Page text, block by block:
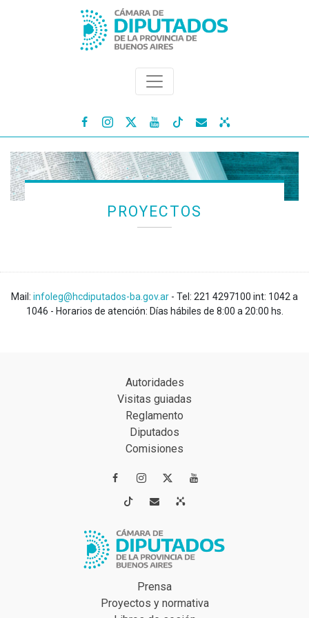
   
PROYECTOS
Mail: infoleg@hcdiputados-ba.gov.ar - Tel: 221 4297100 int: 1042 a
1046 - Horarios de atención: Días hábiles de 8:00 a 20:00 hs.
Autoridades
Visitas guiadas
Reglamento
Diputados
Comisiones
 
 
Prensa
Proyectos y normativa